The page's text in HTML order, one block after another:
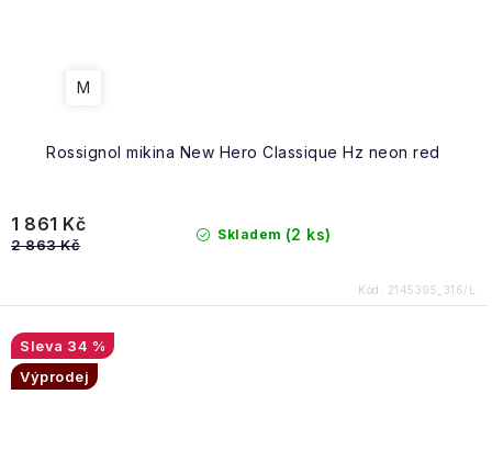
Rossignol mikina New Hero Classique Hz neon red
M
Skladem (2 ks)
1 861 Kč
2 863 Kč
Kód: 2145395_316/L
34 %
Výprodej